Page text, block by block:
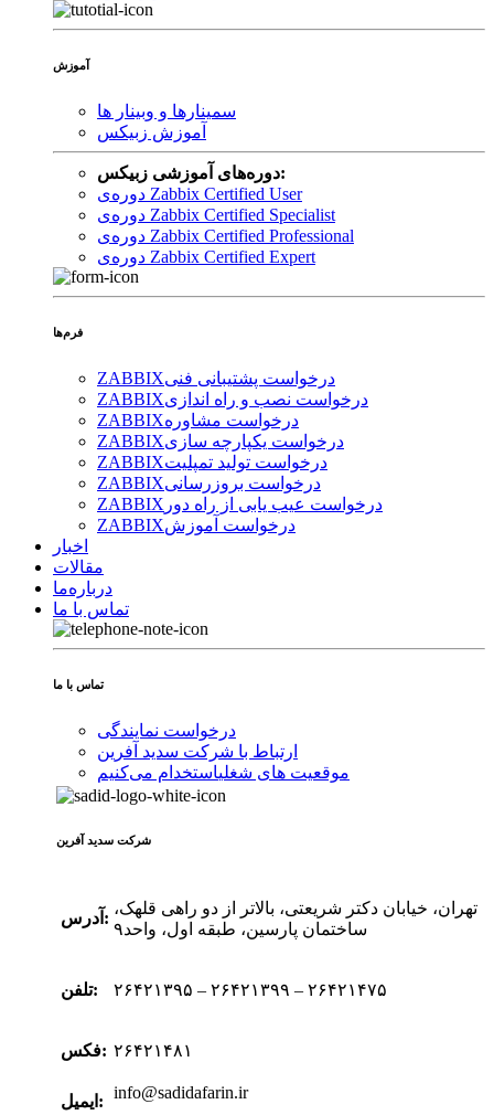
آموزش
سمینارها و وبینار ها
آموزش زبیکس
دوره‌های آموزشی زبیکس:
دوره‌ی Zabbix Certified User
دوره‌ی Zabbix Certified Specialist
دوره‌ی Zabbix Certified Professional
دوره‌ی Zabbix Certified Expert
فرم‌ها
ZABBIXدرخواست پشتیبانی فنی
ZABBIXدرخواست نصب و راه اندازی
ZABBIXدرخواست مشاوره
ZABBIXدرخواست یکپارچه سازی
ZABBIXدرخواست تولید تمپلیت
ZABBIXدرخواست بروزرسانی
ZABBIX درخواست عیب یابی از راه دور
ZABBIXدرخواست آموزش
اخبار
مقالات
درباره‌ما
تماس با ما
تماس با ما
درخواست نمایندگی
ارتباط با شرکت سدید آفرین
موقعیت های شغلیاستخدام ‌می‌کنیم
شرکت سدید‌ آفرین
آدرس:
تهران، خیابان دکتر شریعتی، بالاتر از دو راهی قلهک،
ساختمان پارسین، طبقه اول، واحد۹
تلفن: ۲۶۴۲۱۳۹۵ – ۲۶۴۲۱۳۹۹ – ۲۶۴۲۱۴۷۵
فکس: ۲۶۴۲۱۴۸۱
ایمیل: info@sadidafarin.ir